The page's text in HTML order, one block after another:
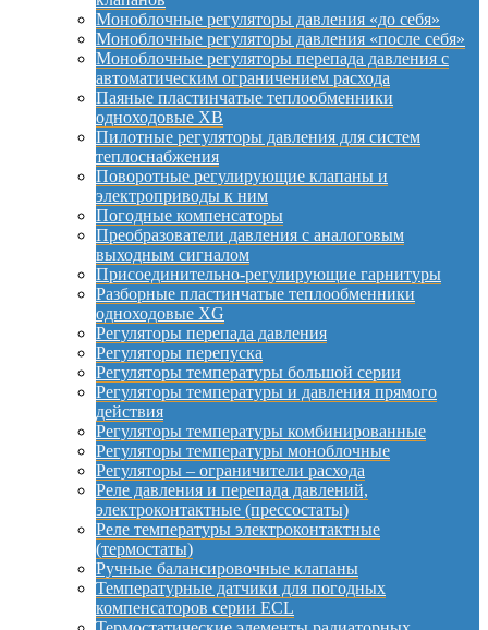
Моноблочные регуляторы давления «до себя»
Моноблочные регуляторы давления «после себя»
Моноблочные регуляторы перепада давления с
автоматическим ограничением расхода
Паяные пластинчатые теплообменники
одноходовые XB
Пилотные регуляторы давления для систем
теплоснабжения
Поворотные регулирующие клапаны и
электроприводы к ним
Погодные компенсаторы
Преобразователи давления с аналоговым
выходным сигналом
Присоединительно-регулирующие гарнитуры
Разборные пластинчатые теплообменники
одноходовые XG
Регуляторы перепада давления
Регуляторы перепуска
Регуляторы температуры большой серии
Регуляторы температуры и давления прямого
действия
Регуляторы температуры комбинированные
Регуляторы температуры моноблочные
Регуляторы – ограничители расхода
Реле давления и перепада давлений,
электроконтактные (прессостаты)
Реле температуры электроконтактные
(термостаты)
Ручные балансировочные клапаны
Температурные датчики для погодных
компенсаторов серии ECL